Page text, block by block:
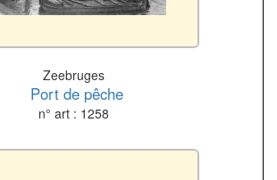
Zeebruges
Port de pêche
n° art : 1258